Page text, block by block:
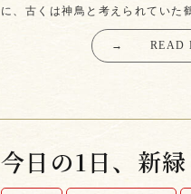
に、古くは神鳥と考えられていた
→ READ
今日の1日、新